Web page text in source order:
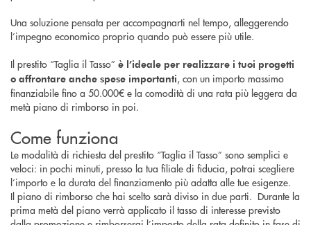
Una soluzione pensata per accompagnarti nel tempo, alleggerendo
l’impegno economico proprio quando può essere più utile.
Il prestito “Taglia il Tasso” è l’ideale per realizzare i tuoi progetti
o affrontare anche spese importanti, con un importo massimo
finanziabile fino a 50.000€ e la comodità di una rata più leggera da
metà piano di rimborso in poi.
Come funziona
Le modalità di richiesta del prestito “Taglia il Tasso” sono semplici e
veloci: in pochi minuti, presso la tua filiale di fiducia, potrai scegliere
l’importo e la durata del finanziamento più adatta alle tue esigenze.
Il piano di rimborso che hai scelto sarà diviso in due parti. Durante la
prima metà del piano verrà applicato il tasso di interesse previsto